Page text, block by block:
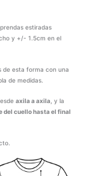
estiradas
y +/- 1.5cm en el
de esta forma con una
de medidas.
axila a axila , y la
del cuello hasta el final